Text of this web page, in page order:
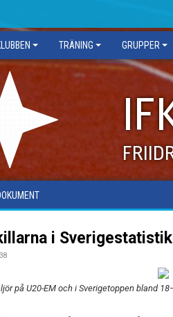
TRÄNING GRUPPER
i
på U20-EM och i Sverigetoppen bland